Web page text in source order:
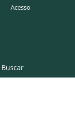
Buscar
Acesso